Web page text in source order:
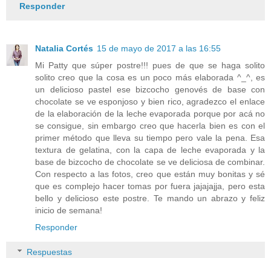
Responder
Natalia Cortés 15 de mayo de 2017 a las 16:55
Mi Patty que súper postre!!! pues de que se haga solito
solito creo que la cosa es un poco más elaborada ^_^, es
un delicioso pastel ese bizcocho genovés de base con
chocolate se ve esponjoso y bien rico, agradezco el enlace
de la elaboración de la leche evaporada porque por acá no
se consigue, sin embargo creo que hacerla bien es con el
primer método que lleva su tiempo pero vale la pena. Esa
textura de gelatina, con la capa de leche evaporada y la
base de bizcocho de chocolate se ve deliciosa de combinar.
Con respecto a las fotos, creo que están muy bonitas y sé
que es complejo hacer tomas por fuera jajajajja, pero esta
bello y delicioso este postre. Te mando un abrazo y feliz
inicio de semana!
Responder
Respuestas